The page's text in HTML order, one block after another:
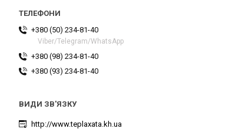
+380 (50) 234-81-40
Viber/Telegram/WhatsApp
+380 (98) 234-81-40
+380 (93) 234-81-40
http://www.teplaxata.kh.ua